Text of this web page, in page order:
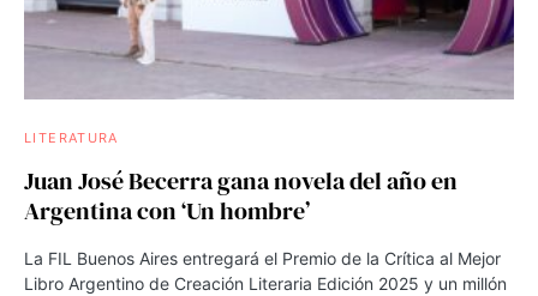
LITERATURA
Juan José Becerra gana novela del año en
Argentina con ‘Un hombre’
La FIL Buenos Aires entregará el Premio de la Crítica al Mejor
Libro Argentino de Creación Literaria Edición 2025 y un millón